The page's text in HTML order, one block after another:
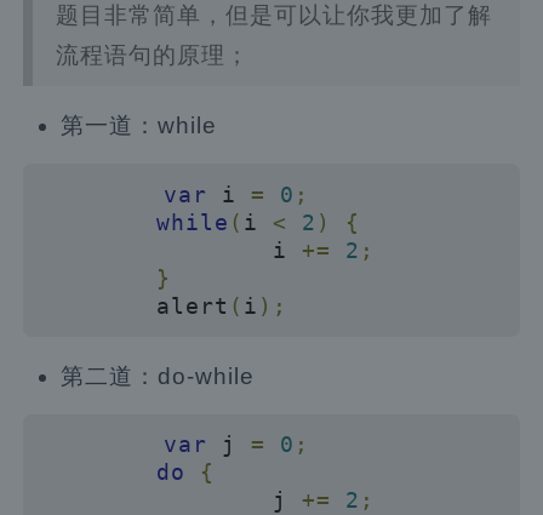
题目非常简单，但是可以让你我更加了解
流程语句的原理；
第一道：while
var i = 0 ;
while ( i < 2 )
{
                i
+= 2 ;
}
        alert
( i );
第二道：do-while
var j = 0 ;
do
{
                j
+= 2 ;